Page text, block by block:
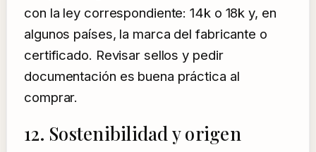
con la ley correspondiente: 14k o 18k y, en
algunos países, la marca del fabricante o
certificado. Revisar sellos y pedir
documentación es buena práctica al
comprar.
12. Sostenibilidad y origen